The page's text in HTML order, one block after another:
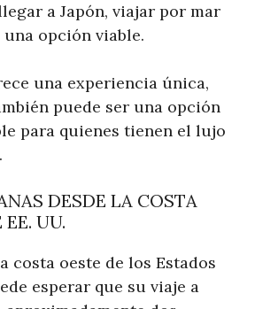
a Japón, viajar por mar
opción viable.
una experiencia única,
puede ser una opción
para quienes tienen el lujo
DESDE LA COSTA
EE. UU.
costa oeste de los Estados
esperar que su viaje a